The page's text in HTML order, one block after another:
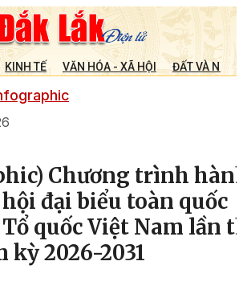
KINH TẾ VĂN HÓA - XÃ HỘI ĐẤT VÀ
Chương trình
đại biểu toàn quốc
quốc Việt Nam lần
kỳ 2026-2031